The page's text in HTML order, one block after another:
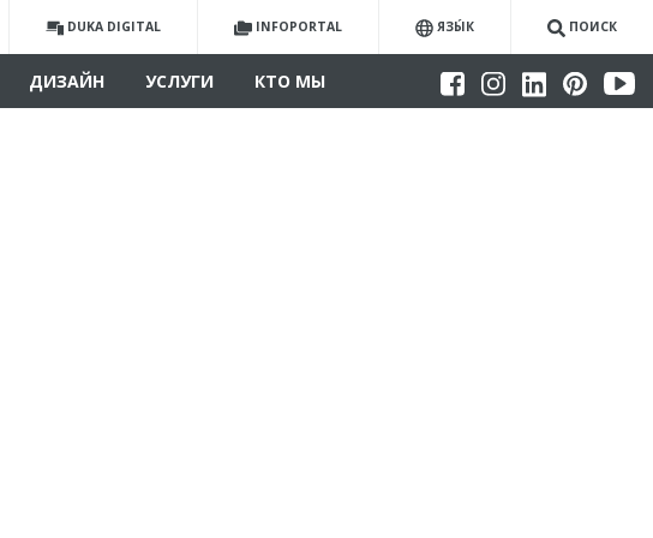
DUKA DIGITAL INFOPORTAL ЯЗЫ́К ПОИСК
ДИЗАЙН УСЛУГИ КТО МЫ